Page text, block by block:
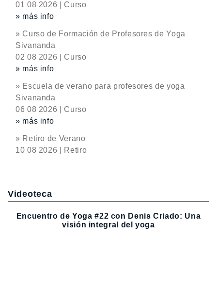
01 08 2026 | Curso
» más info
» Curso de Formación de Profesores de Yoga
Sivananda
02 08 2026 | Curso
» más info
» Escuela de verano para profesores de yoga
Sivananda
06 08 2026 | Curso
» más info
» Retiro de Verano
10 08 2026 | Retiro
Videoteca
Encuentro de Yoga #22 con Denis Criado: Una
visión integral del yoga